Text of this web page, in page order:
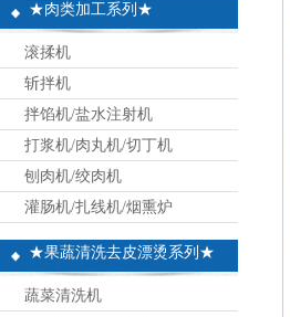
★肉类加工系列★
滚揉机
斩拌机
拌馅机/盐水注射机
打浆机/肉丸机/切丁机
刨肉机/绞肉机
灌肠机/扎线机/烟熏炉
★果蔬清洗去皮漂烫系列★
蔬菜清洗机